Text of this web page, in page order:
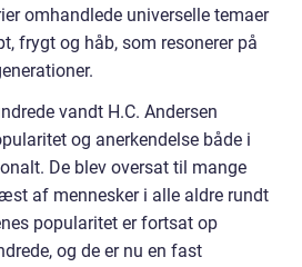
omhandlede universelle temaer
frygt og håb, som resonerer på
vandt H.C. Andersen
og anerkendelse både i
De blev oversat til mange
af mennesker i alle aldre rundt
popularitet er fortsat op
og de er nu en fast